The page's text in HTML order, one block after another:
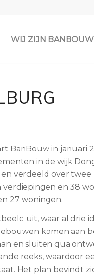
WIJ ZIJN BANBOUW
BanBouw in januari
in de wijk
verdeeld over twee
en 38
27 woningen.
uit, waar al drie
komen aan
en sluiten qua
reeks, waardoor
Het plan bevindt